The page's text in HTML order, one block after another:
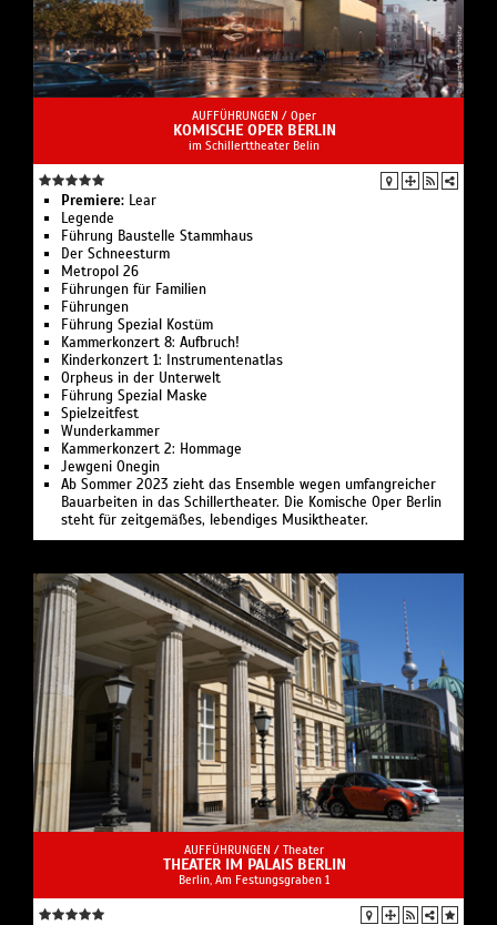
AUFFÜHRUNGEN / Oper
KOMISCHE OPER BERLIN
im Schillerttheater Belin
Premiere: Lear
Legende
Führung Bau­stelle Stamm­haus
Der Schnee­sturm
Metropol 26
Führungen für Familien
Führungen
Führung Spezial Kostüm
Kammerkonzert 8: Aufbruch!
Kinderkonzert 1: Instru­men­ten­atlas
Or­pheus in der Un­ter­welt
Führung Spezial Maske
Spielzeit­fest
Wunder­kammer
Kammerkonzert 2: Hommage
Jewgeni Onegin
Ab Sommer 2023 zieht das Ensemble wegen umfangreicher
Bauarbeiten in das Schillertheater. Die Komische Oper Berlin
steht für zeitgemäßes, lebendiges Musiktheater.
AUFFÜHRUNGEN / Theater
THEATER IM PALAIS BERLIN
Berlin, Am Festungsgraben 1